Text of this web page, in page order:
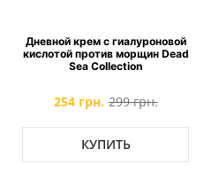
Дневной крем с гиалуроновой
кислотой против морщин Dead
Sea Collection
254 грн. 299 грн.
КУПИТЬ